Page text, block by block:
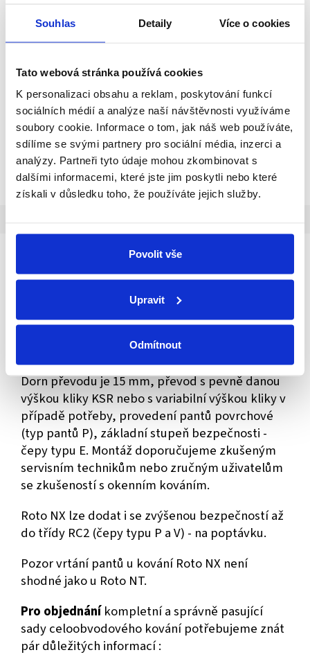
Souhlas Detaily Více o cookies
Tato webová stránka používá cookies
K personalizaci obsahu a reklam, poskytování funkcí
sociálních médií a analýze naší návštěvnosti využíváme
soubory cookie. Informace o tom, jak náš web používáte,
sdílíme se svými partnery pro sociální média, inzerci a
analýzy. Partneři tyto údaje mohou zkombinovat s
dalšími informacemi, které jste jim poskytli nebo které
získali v důsledku toho, že používáte jejich služby.
Povolit vše
Upravit
Odmítnout
3 Kč
DETAIL
Šroub pro montáž nebo výměnu
kování u plastových a
dřevěných euro oken a dveří.
Pro plastová okna : opravný
šroub, zápustná hlava, křížová
drážka Philips (PH 2), zinek bílý,
od115 Kč
DETAIL
Univerzální hliníková klika pro
plastová, euro (dřevěná) i
hliníková okna a balkonové
dveře na oválné rozetě s
unikátní Hoppe technologií
Secustic® a Variofit®. Čtyřhran s
pružinou a rozsahem...
Detailní popis produktu
Sadu kování od nás dostanete kompletní, ale
např. převodová lišta nebo křídlové nůžky
nejsou zakráceny na přesný rozměr křídla,
možné, proto jsou součástí i servisní spojky.
Dorn převodu je 15 mm, převod s pevně danou
výškou kliky KSR nebo s variabilní výškou kliky v
případě potřeby, provedení pantů povrchové
(typ pantů P), základní stupeň bezpečnosti -
čepy typu E. Montáž doporučujeme zkušeným
servisním technikům nebo zručným uživatelům
se zkušeností s okenním kováním.
Roto NX lze dodat i se zvýšenou bezpečností až
do třídy RC2 (čepy typu P a V) - na poptávku.
Pozor vrtání pantů u kování Roto NX není
shodné jako u Roto NT.
Pro objednáníkompletní a správně pasující
sady celoobvodového kování potřebujeme znát
pár důležitých informací :